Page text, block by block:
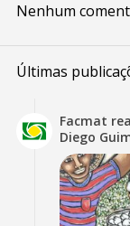
Nenhum
Últimas
Facmat
Diego